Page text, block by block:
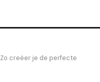
Zo creëer je de perfecte